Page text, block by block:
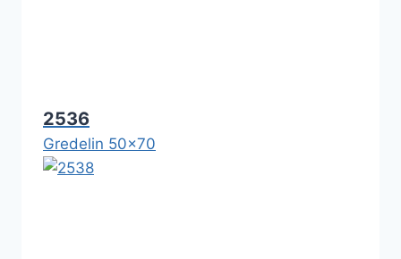
2536
Gredelin 50x70